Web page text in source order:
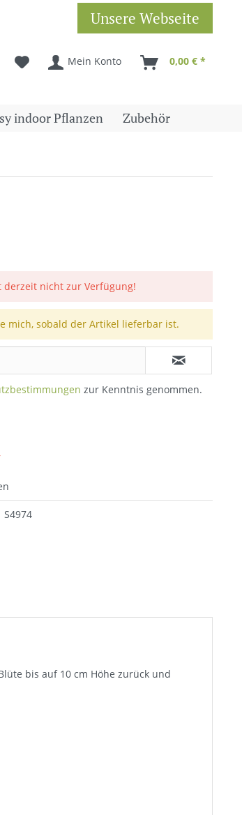
Unsere Webseite
Mein Konto 0,00 € *
indoor Pflanzen Zubehör
derzeit nicht zur Verfügung!
mich, sobald der Artikel lieferbar ist.
zur Kenntnis genommen.
S4974
bis auf 10 cm Höhe zurück und